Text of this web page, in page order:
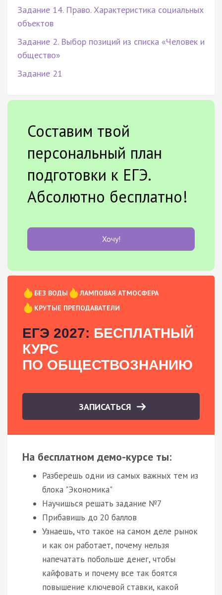
Задание 14. Право. Характеристика социальных
объектов
Задание 2. Выбор позиций из списка «Человек и
общество»
Задание 21
Составим твой
персональный план
подготовки к ЕГЭ.
Абсолютно бесплатно!
Хочу!
БЕЗ ВОДЫ
ЛАМПОВАЯ АТМОСФЕРА
КРУТЫЕ ПРЕПОДАВАТЕЛИ
ЕГЭ 2027: БЕСПЛАТНЫЙ
КУРС
ПО ОБЩЕСТВОЗНАНИЮ
ЗАПИСАТЬСЯ
На бесплатном демо-курсе ты:
Разберешь одни из самых важных тем из
блока "Экономика"
Научишься решать задание №7
Прибавишь до 20 баллов
Узнаешь, что такое на самом деле рынок
и как он работает, почему нельзя
напечатать побольше денег, чтобы
кайфовать и почему все так боятся
повышение ключевой ставки, какой